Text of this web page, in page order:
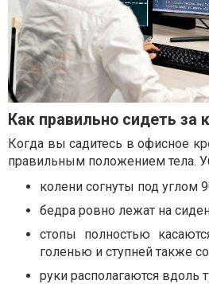
Как правильно сидеть за
Когда вы садитесь в офисное
правильным положением тела.
колени согнуты под углом
бедра ровно лежат на
стопы полностью
голенью и ступней также
руки располагаются вдоль